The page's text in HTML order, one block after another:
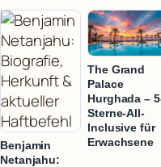
Benjamin
Netanjahu:
The Grand
Palace
Hurghada –
Sterne-All-
Inclusive für
Erwachsene